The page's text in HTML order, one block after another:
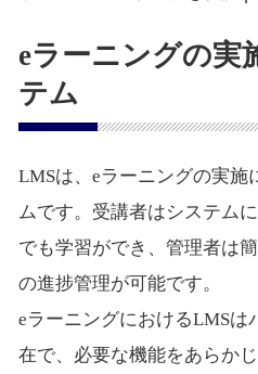
eラーニングの実
テム
LMSは、eラーニングの実施
ムです。受講者はシステム
でも学習ができ、管理者は
の進捗管理が可能です。
eラーニングにおけるLMSは
在で、必要な機能をあらか